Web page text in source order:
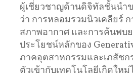
ผู้เชี่ยวชาญด้านดิจิทัลชั้นนำ
ว่า การหลอมรวมนิวเคลียร์
สภาพอากาศ และการค้นพบ
ประโยชน์หลักของ
ภาคอุตสาหกรรมและเภสัชก
ตัวเข้ากับเทคโนโลยีเกิดใหม่